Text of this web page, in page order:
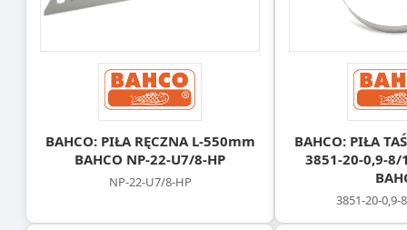
BAHCO: PIŁA RĘCZNA L-550mm
BAHCO NP-22-U7/8-HP
NP-22-U7/8-HP
BAHCO: PIŁA
3851-20-0,9-8/
3851-20-0,9-